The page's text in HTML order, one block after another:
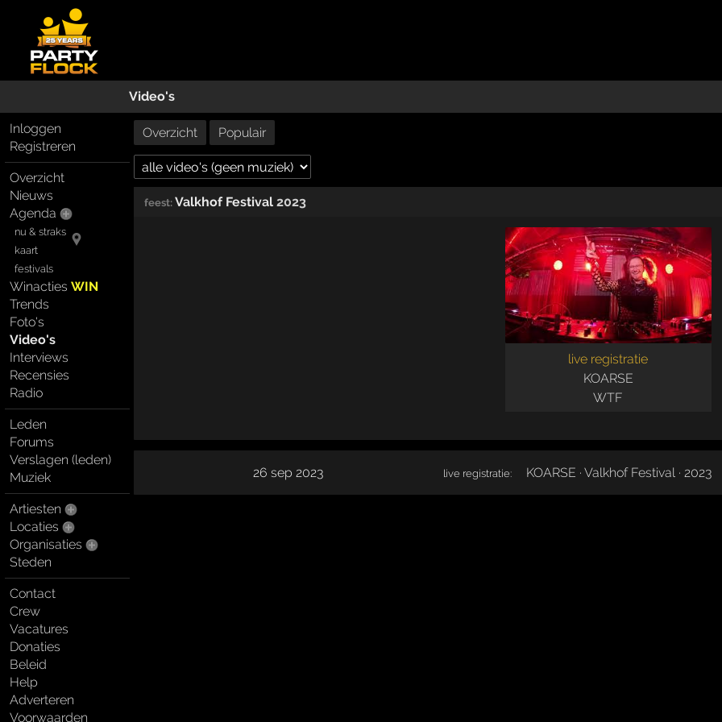
Video's
Inloggen
Registreren
Overzicht
Nieuws
Agenda
nu & straks
kaart
festivals
WinactiesWIN
Trends
Foto's
Video's
Interviews
Recensies
Radio
Leden
Forums
Verslagen (leden)
Muziek
Artiesten
Locaties
Organisaties
Steden
Contact
Crew
Vacatures
Donaties
Beleid
Help
Adverteren
Voorwaarden
Overzicht Populair
feest: Valkhof Festival 2023
live registratie
KOARSE
WTF
26 sep 2023 live registratie: KOARSE · Valkhof Festival · 2023